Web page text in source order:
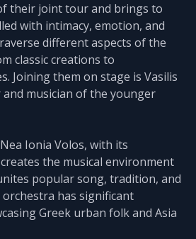
their joint tour and brings to
with intimacy, emotion, and
different aspects of the
classic creations to
Joining them on stage is Vasilis
musician of the younger
Ionia Volos, with its
the musical environment
popular song, tradition, and
has significant
Greek urban folk and Asia